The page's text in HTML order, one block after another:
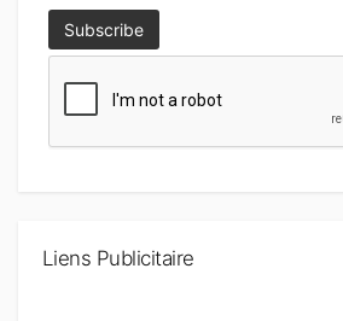
Liens Publicitaire